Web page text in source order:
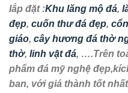
lắp đặt :Khu lăng mộ đá,
đẹp, cuốn thư đá đẹp,
giáo, cây hương đá thờ
thờ, linh vật đá, ….Trên
phẩm đá mỹ nghệ
ban, với giá thành tốt